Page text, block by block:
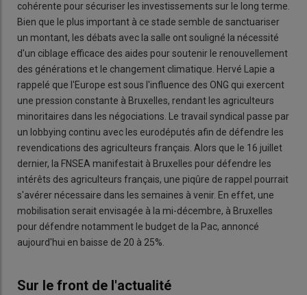
cohérente pour sécuriser les investissements sur le long terme.
Bien que le plus important à ce stade semble de sanctuariser
un montant, les débats avec la salle ont souligné la nécessité
d'un ciblage efficace des aides pour soutenir le renouvellement
des générations et le changement climatique. Hervé Lapie a
rappelé que l'Europe est sous l'influence des ONG qui exercent
une pression constante à Bruxelles, rendant les agriculteurs
minoritaires dans les négociations. Le travail syndical passe par
un lobbying continu avec les eurodéputés afin de défendre les
revendications des agriculteurs français. Alors que le 16 juillet
dernier, la FNSEA manifestait à Bruxelles pour défendre les
intérêts des agriculteurs français, une piqûre de rappel pourrait
s'avérer nécessaire dans les semaines à venir. En effet, une
mobilisation serait envisagée à la mi-décembre, à Bruxelles
pour défendre notamment le budget de la Pac, annoncé
aujourd'hui en baisse de 20 à 25%.
Sur le front de l'actualité